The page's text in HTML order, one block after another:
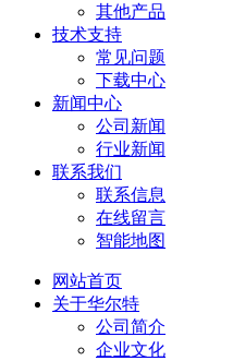
其他产品
技术支持
常见问题
下载中心
新闻中心
公司新闻
行业新闻
联系我们
联系信息
在线留言
智能地图
网站首页
关于华尔特
公司简介
企业文化